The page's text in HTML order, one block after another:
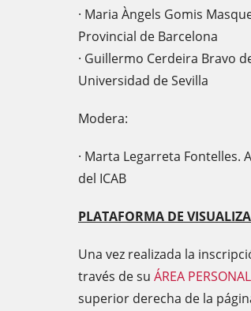
· Maria Àngels Gomis
Provincial de Barcelona
· Guillermo Cerdeira Bravo
Universidad de Sevilla
Modera:
· Marta Legarreta Fontelles.
del ICAB
PLATAFORMA DE
Una vez realizada la
través de su ÁREA PERSONAL
superior derecha de la